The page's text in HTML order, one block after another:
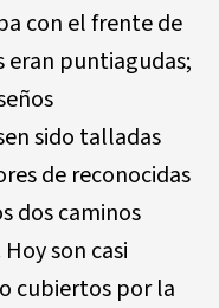
con el frente de
eran puntiagudas;
sido talladas
de reconocidas
dos caminos
son casi
cubiertos por la